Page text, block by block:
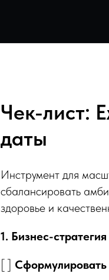
Чек-лист:
даты
Инструмент для
сбалансировать
здоровье и
1. Бизнес-
[ ]